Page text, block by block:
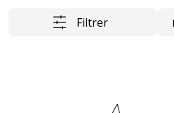
Filtrer